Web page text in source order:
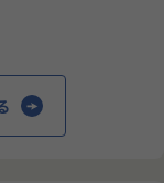
チーム×6ヶ